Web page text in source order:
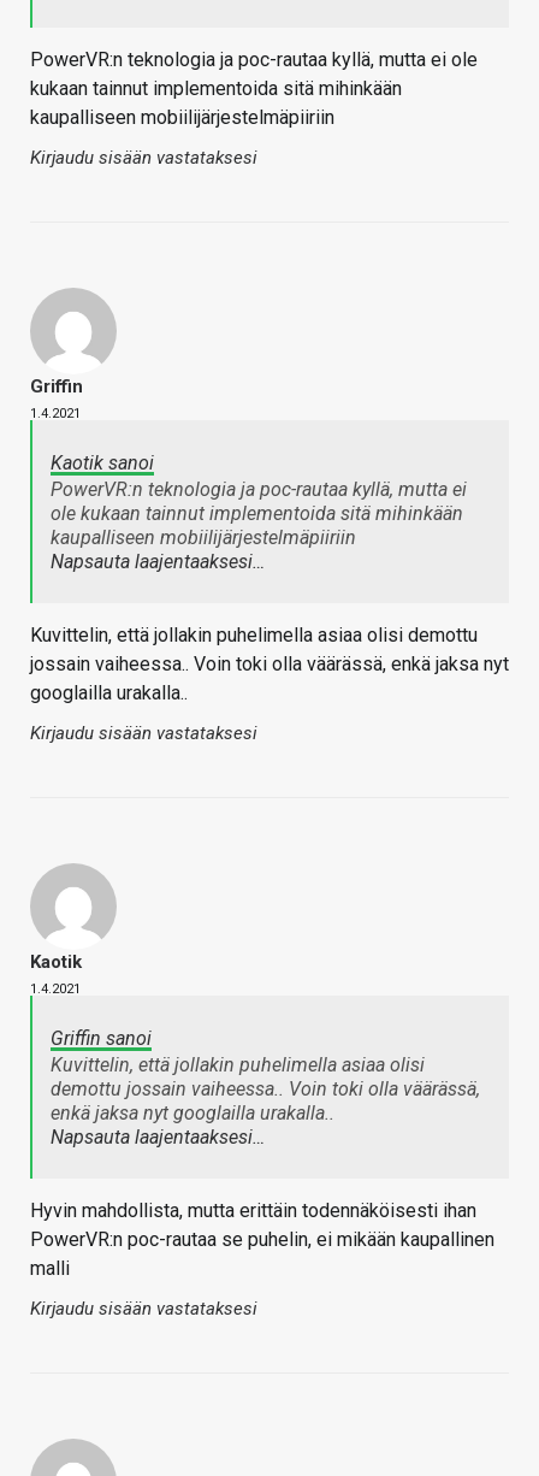
PowerVR:n teknologia ja poc-rautaa kyllä, mutta ei ole
kukaan tainnut implementoida sitä mihinkään
kaupalliseen mobiilijärjestelmäpiiriin
Kirjaudu sisään vastataksesi
Griffin
1.4.2021
Kaotik sanoi
PowerVR:n teknologia ja poc-rautaa kyllä, mutta ei
ole kukaan tainnut implementoida sitä mihinkään
kaupalliseen mobiilijärjestelmäpiiriin
Napsauta laajentaaksesi…
Kuvittelin, että jollakin puhelimella asiaa olisi demottu
jossain vaiheessa.. Voin toki olla väärässä, enkä jaksa nyt
googlailla urakalla..
Kirjaudu sisään vastataksesi
Kaotik
1.4.2021
Griffin sanoi
Kuvittelin, että jollakin puhelimella asiaa olisi
demottu jossain vaiheessa.. Voin toki olla väärässä,
enkä jaksa nyt googlailla urakalla..
Napsauta laajentaaksesi…
Hyvin mahdollista, mutta erittäin todennäköisesti ihan
PowerVR:n poc-rautaa se puhelin, ei mikään kaupallinen
malli
Kirjaudu sisään vastataksesi